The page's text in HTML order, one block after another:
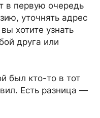
в первую очередь
уточнять адрес
хотите узнать
друга или
был кто-то в тот
Есть разница —